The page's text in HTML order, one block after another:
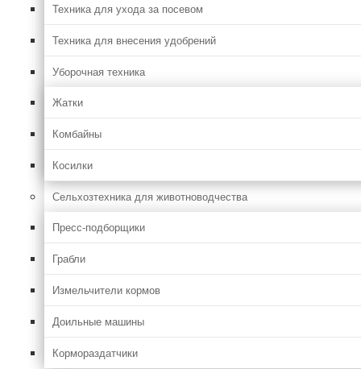
Техника для ухода за посевом
Техника для внесения удобрений
Уборочная техника
Жатки
Комбайны
Косилки
Сельхозтехника для животноводчества
Пресс-подборщики
Грабли
Измельчители кормов
Доильные машины
Кормораздатчики